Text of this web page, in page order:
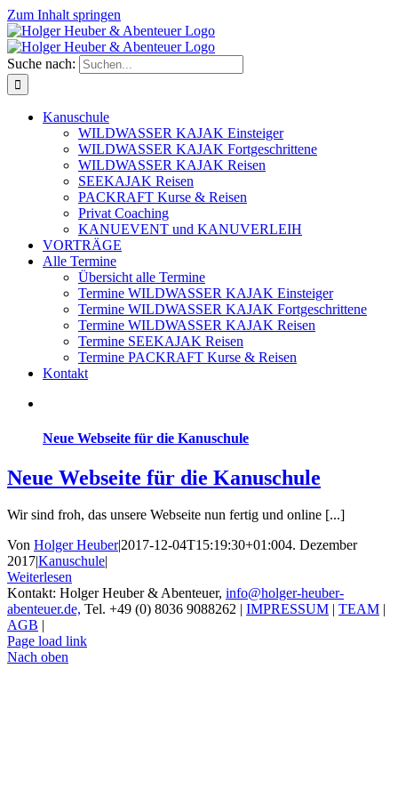
Zum Inhalt springen
Suche nach:
Kanuschule
WILDWASSER KAJAK Einsteiger
WILDWASSER KAJAK Fortgeschrittene
WILDWASSER KAJAK Reisen
SEEKAJAK Reisen
PACKRAFT Kurse & Reisen
Privat Coaching
KANUEVENT und KANUVERLEIH
VORTRÄGE
Alle Termine
Übersicht alle Termine
Termine WILDWASSER KAJAK Einsteiger
Termine WILDWASSER KAJAK Fortgeschrittene
Termine WILDWASSER KAJAK Reisen
Termine SEEKAJAK Reisen
Termine PACKRAFT Kurse & Reisen
Kontakt
Neue Webseite für die Kanuschule
Neue Webseite für die Kanuschule
Wir sind froh, das unsere Webseite nun fertig und online [...]
Von Holger Heuber|2017-12-04T15:19:30+01:004. Dezember
2017|Kanuschule|
Weiterlesen
Kontakt: Holger Heuber & Abenteuer, info@holger-heuber-
abenteuer.de, Tel. +49 (0) 8036 9088262 | IMPRESSUM | TEAM |
AGB |
Page load link
Nach oben